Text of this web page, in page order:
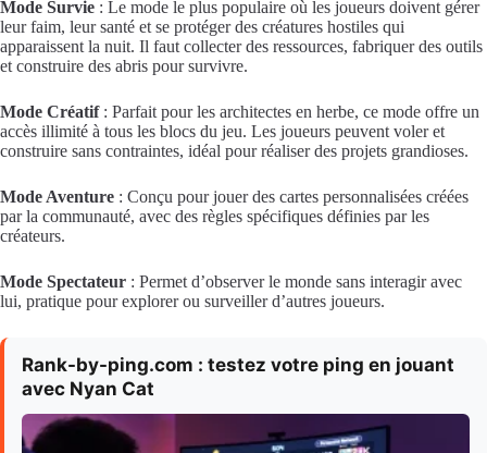
Mode Survie : Le mode le plus populaire où les joueurs doivent gérer
leur faim, leur santé et se protéger des créatures hostiles qui
apparaissent la nuit. Il faut collecter des ressources, fabriquer des outils
et construire des abris pour survivre.
Mode Créatif: Parfait pour les architectes en herbe, ce mode offre un
accès illimité à tous les blocs du jeu. Les joueurs peuvent voler et
construire sans contraintes, idéal pour réaliser des projets grandioses.
Mode Aventure : Conçu pour jouer des cartes personnalisées créées
par la communauté, avec des règles spécifiques définies par les
créateurs.
Mode Spectateur : Permet d’observer le monde sans interagir avec
lui, pratique pour explorer ou surveiller d’autres joueurs.
Rank-by-ping.com : testez votre ping en jouant
avec Nyan Cat